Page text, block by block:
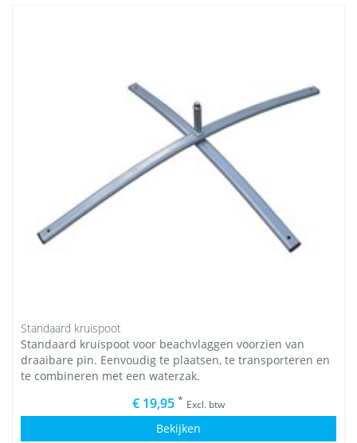
Standaard kruispoot
Standaard kruispoot voor beachvlaggen voorzien van
draaibare pin. Eenvoudig te plaatsen, te transporteren en
te combineren met een waterzak.
€ 19,95 * Excl. btw
Bekijken